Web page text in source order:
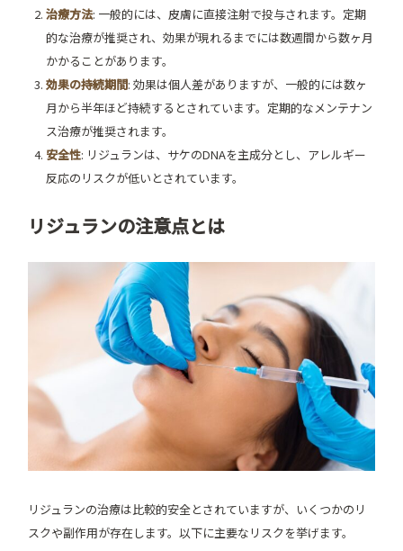
治療方法: 一般的には、皮膚に直接注射で投与されます。定期
的な治療が推奨され、効果が現れるまでには数週間から数ヶ月
かかることがあります。
効果の持続期間: 効果は個人差がありますが、一般的には数ヶ
月から半年ほど持続するとされています。定期的なメンテナン
ス治療が推奨されます。
安全性: リジュランは、サケのDNAを主成分とし、アレルギー
反応のリスクが低いとされています。
リジュランの注意点とは
リジュランの治療は比較的安全とされていますが、いくつかのリ
スクや副作用が存在します。以下に主要なリスクを挙げます。